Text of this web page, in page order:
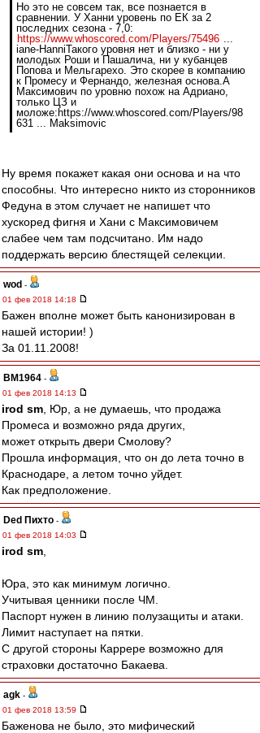
Но это не совсем так, все познается в
сравнении. У Ханни уровень по ЕК за 2
последних сезона - 7,0:
https://www.whoscored.com/Players/75496 ...
iane-HanniТакого уровня нет и близко - ни у
молодых Роши и Пашалича, ни у кубанцев
Попова и Мельгарехо. Это скорее в компанию
к Промесу и Фернандо, железная основа.А
Максимович по уровню похож на Адриано,
только ЦЗ и
моложе:https://www.whoscored.com/Players/98
631 ... Maksimovic
Ну время покажет какая они основа и на что
способны. Что интересно никто из сторонников
Федуна в этом случает не напишет что
хускоред фигня и Хани с Максимовичем
слабее чем там подсчитано. Им надо
поддержать версию блестящей селекции.
wod -
01 фев 2018 14:18
Бажен вполне может быть канонизирован в
нашей истории! )
За 01.11.2008!
BM1964 -
01 фев 2018 14:13
irod sm , Юр, а не думаешь, что продажа
Промеса и возможно ряда других,
может открыть двери Смолову?
Прошла информация, что он до лета точно в
Краснодаре, а летом точно уйдет.
Как предположение.
Ded Пихто -
01 фев 2018 14:03
irod sm
Юра, это как минимум логично.
Учитывая ценники после ЧМ.
Паспорт нужен в линию полузащиты и атаки.
Лимит наступает на пятки.
С другой стороны Каррере возможно для
страховки достаточно Бакаева.
agk -
01 фев 2018 13:59
Баженова не было, это мифический